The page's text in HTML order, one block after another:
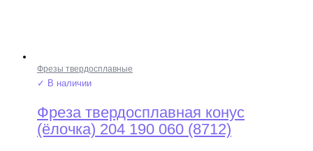
Фрезы твердосплавные
✓ В наличии
Фреза твердосплавная конус
(ёлочка) 204 190 060 (8712)